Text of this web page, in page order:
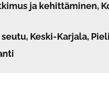
ja kehittäminen,
Keski-Karjala,